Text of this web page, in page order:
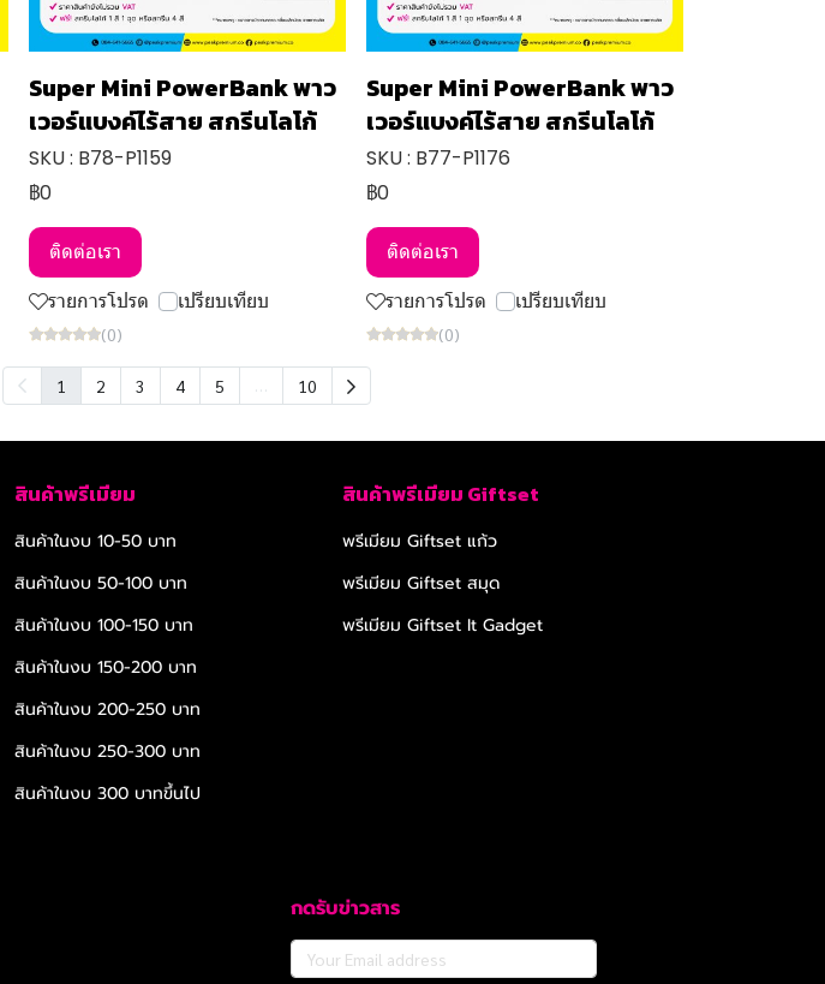
Super Mini PowerBank พาว
เวอร์แบงค์ไร้สาย สกรีนโลโก้
SKU : B78-P1159
฿0
ติดต่อเรา
รายการโปรด
เปรียบเทียบ
(0)
Super Mini PowerBank พาว
เวอร์แบงค์ไร้สาย สกรีนโลโก้
SKU : B77-P1176
฿0
ติดต่อเรา
รายการโปรด
เปรียบเทียบ
(0)
1 2 3 4 5 10
สินค้าพรีเมียม
สินค้าในงบ 10-50 บาท
สินค้าในงบ 50-100 บาท
สินค้าในงบ 100-150 บาท
สินค้าในงบ 150-200 บาท
สินค้าในงบ 200-250 บาท
สินค้าในงบ 250-300 บาท
สินค้าในงบ 300 บาทขึ้นไป
สินค้าพรีเมียม Giftset
พรีเมียม Giftset แก้ว
พรีเมียม Giftset สมุด
พรีเมียม Giftset It Gadget
กดรับข่าวสาร